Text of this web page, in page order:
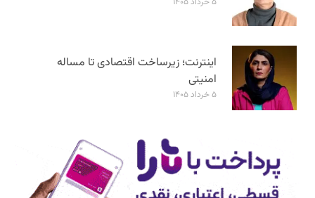
اینترنت؛ زیرساخت اقتصادی تا مساله
امنیتی
۵ خرداد ۱۴۰۵